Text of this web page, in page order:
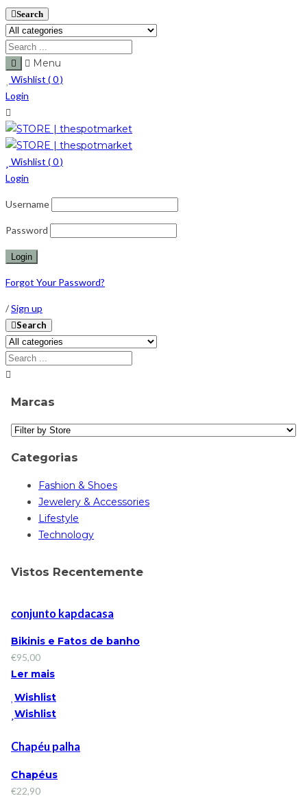
Search
Menu
Wishlist (0)
Login
Wishlist (0)
Login
Username
Password
Forgot Your Password?
/Sign up
Search
Marcas
Categorias
Fashion & Shoes
Jewelery & Accessories
Lifestyle
Technology
Vistos Recentemente
conjunto kapdacasa
Bikinis e Fatos de banho
€95,00
Ler mais
Wishlist
Wishlist
Chapéu palha
Chapéus
€22,90